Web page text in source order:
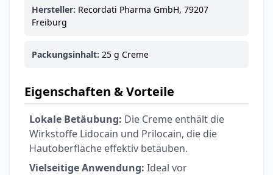
Hersteller: Recordati Pharma GmbH, 79207
Freiburg
Packungsinhalt: 25 g Creme
Eigenschaften & Vorteile
Lokale Betäubung: Die Creme enthält die
Wirkstoffe Lidocain und Prilocain, die die
Hautoberfläche effektiv betäuben.
Vielseitige Anwendung: Ideal vor